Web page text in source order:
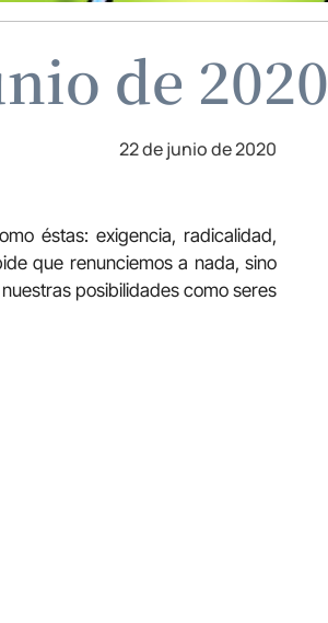
de 2020
22 de junio de 2020
éstas: exigencia, radicalidad,
que renunciemos a nada, sino
posibilidades como seres